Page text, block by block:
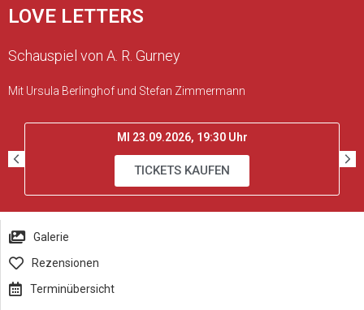
LOVE LETTERS
Schauspiel von A. R. Gurney
Mit Ursula Berlinghof und Stefan Zimmermann
MI 23.09.2026, 19:30 Uhr
TICKETS KAUFEN
Galerie
Rezensionen
Terminübersicht